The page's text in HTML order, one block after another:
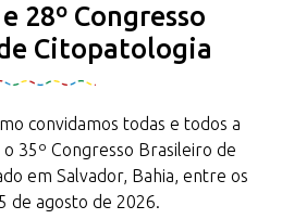
28º Congresso
Citopatologia
convidamos todas e todos a
35º Congresso Brasileiro de
em Salvador, Bahia, entre os
de agosto de 2026.